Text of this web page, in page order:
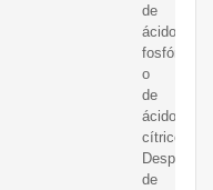
de
ácido
fosfórico
o
de
ácido
cítrico.
Después
de